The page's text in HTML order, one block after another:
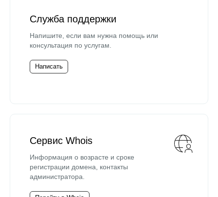
Служба поддержки
Напишите, если вам нужна помощь или
консультация по услугам.
Написать
Сервис Whois
Информация о возрасте и сроке
регистрации домена, контакты
администратора.